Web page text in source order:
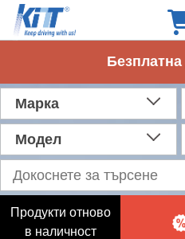
Марка
Модел
Продукти отново
в наличност